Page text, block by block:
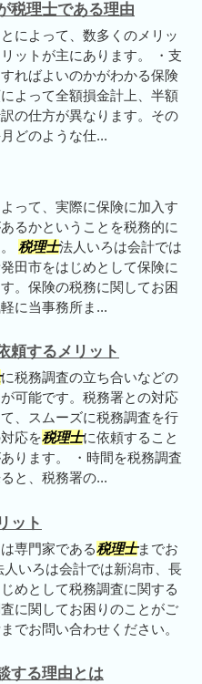
税理士である理由
によって、数多くのメリッ
ットが主にあります。 ・支
ればよいのかがわかる保険
よって全額損金計上、半額
の仕方が異なります。その
どのような仕...
って、実際に保険に加入す
るかということを税務的に
税理士法人いろは会計では
田市をはじめとして保険に
。保険の税務に関してお困
に当事務所ま...
頼するメリット
に税務調査の立ち合いなどの
可能です。税務署との対応
、スムーズに税務調査を行
応を税理士に依頼すること
ります。 ・時間を税務調査
と、税務署の...
ット
専門家である税理士までお
人いろは会計では新潟市、長
めとして税務調査に関する
に関してお困りのことがご
でお問い合わせください。
する理由とは